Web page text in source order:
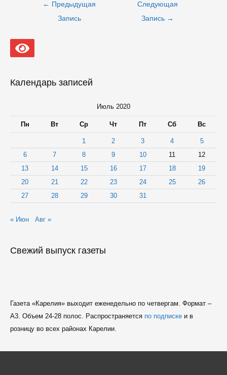
← Предыдущая
Запись
Следующая
Запись →
Календарь записей
Июль 2020
Пн Вт Ср Чт Пт Сб Вс
1 2 3 4
5
6
7 8 9 10 11
12
13
14 15 16 17 18
19
20
21 22 23 24 25
26
27
28 29 30 31
« Июн Авг »
Свежий выпуск газеты
Газета «Карелия» выходит еженедельно по четвергам. Формат –
A3. Объем 24-28 полос. Распространяется по подпискеи в
розницу во всех районах Карелии.